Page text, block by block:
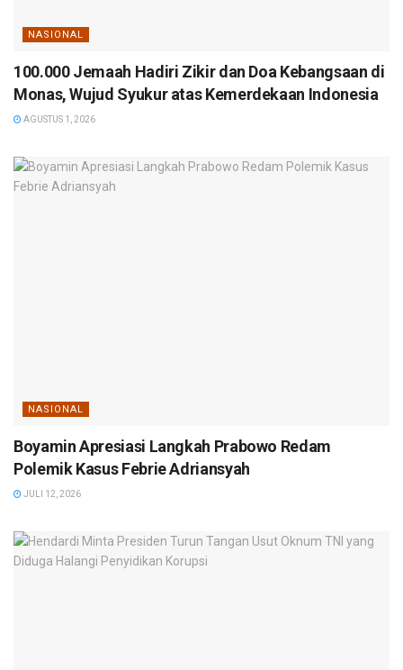
NASIONAL
100.000 Jemaah Hadiri Zikir dan Doa Kebangsaan di
Monas, Wujud Syukur atas Kemerdekaan Indonesia
AGUSTUS 1, 2026
NASIONAL
Boyamin Apresiasi Langkah Prabowo Redam
Polemik Kasus Febrie Adriansyah
JULI 12, 2026